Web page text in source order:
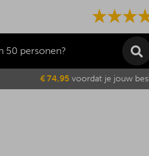
50 personen?
Winkelmand
€ 74,95 voordat je jouw